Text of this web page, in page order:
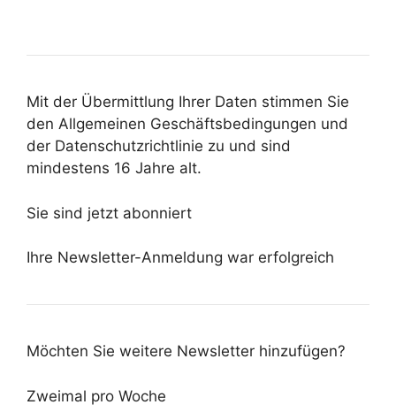
Mit der Übermittlung Ihrer Daten stimmen Sie
den Allgemeinen Geschäftsbedingungen und
der Datenschutzrichtlinie zu und sind
mindestens 16 Jahre alt.
Sie sind jetzt abonniert
Ihre Newsletter-Anmeldung war erfolgreich
Möchten Sie weitere Newsletter hinzufügen?
Zweimal pro Woche